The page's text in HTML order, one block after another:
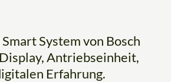
System von Bosch
Antriebseinheit,
Erfahrung.